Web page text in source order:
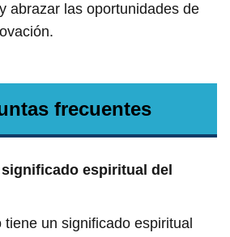
abrazar las oportunidades de
frecuentes
espiritual del
tiene un significado espiritual